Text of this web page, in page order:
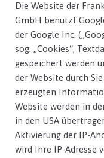
Die Website der
GmbH benutzt
der Google Inc.
sog. „Cookies“,
gespeichert werden
der Website durch
erzeugten
Website werden in
in den USA
Aktivierung der IP-
wird Ihre IP-Adresse